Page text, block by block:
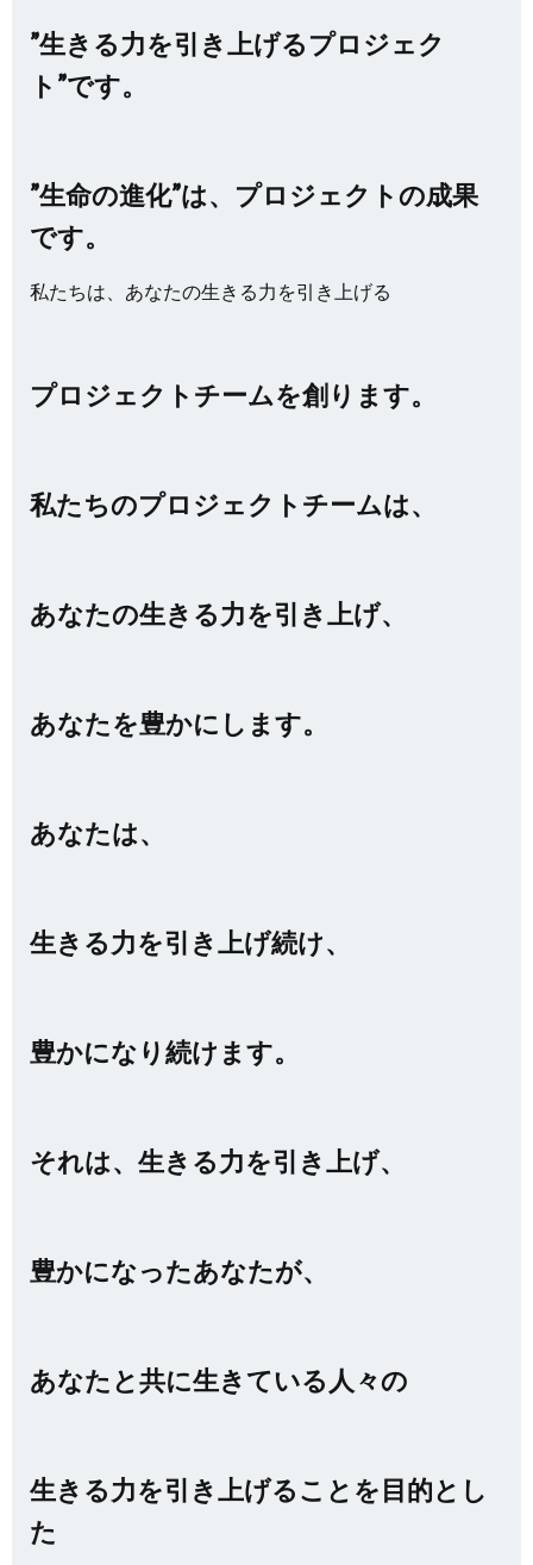
”生きる力を引き上げるプロジェク
ト”です。
”生命の進化”は、プロジェクトの成果
です。
私たちは、あなたの生きる力を引き上げる
プロジェクトチームを創ります。
私たちのプロジェクトチームは、
あなたの生きる力を引き上げ、
あなたを豊かにします。
あなたは、
生きる力を引き上げ続け、
豊かになり続けます。
それは、生きる力を引き上げ、
豊かになったあなたが、
あなたと共に生きている人々の
生きる力を引き上げることを目的とし
た